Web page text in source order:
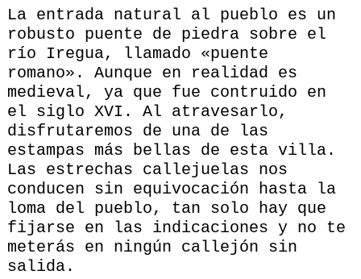
La entrada natural al pueblo es un
robusto puente de piedra sobre el
río Iregua, llamado «puente
romano». Aunque en realidad es
medieval, ya que fue contruido en
el siglo XVI. Al atravesarlo,
disfrutaremos de una de las
estampas más bellas de esta villa.
Las estrechas callejuelas nos
conducen sin equivocación hasta la
loma del pueblo, tan solo hay que
fijarse en las indicaciones y no te
meterás en ningún callejón sin
salida.